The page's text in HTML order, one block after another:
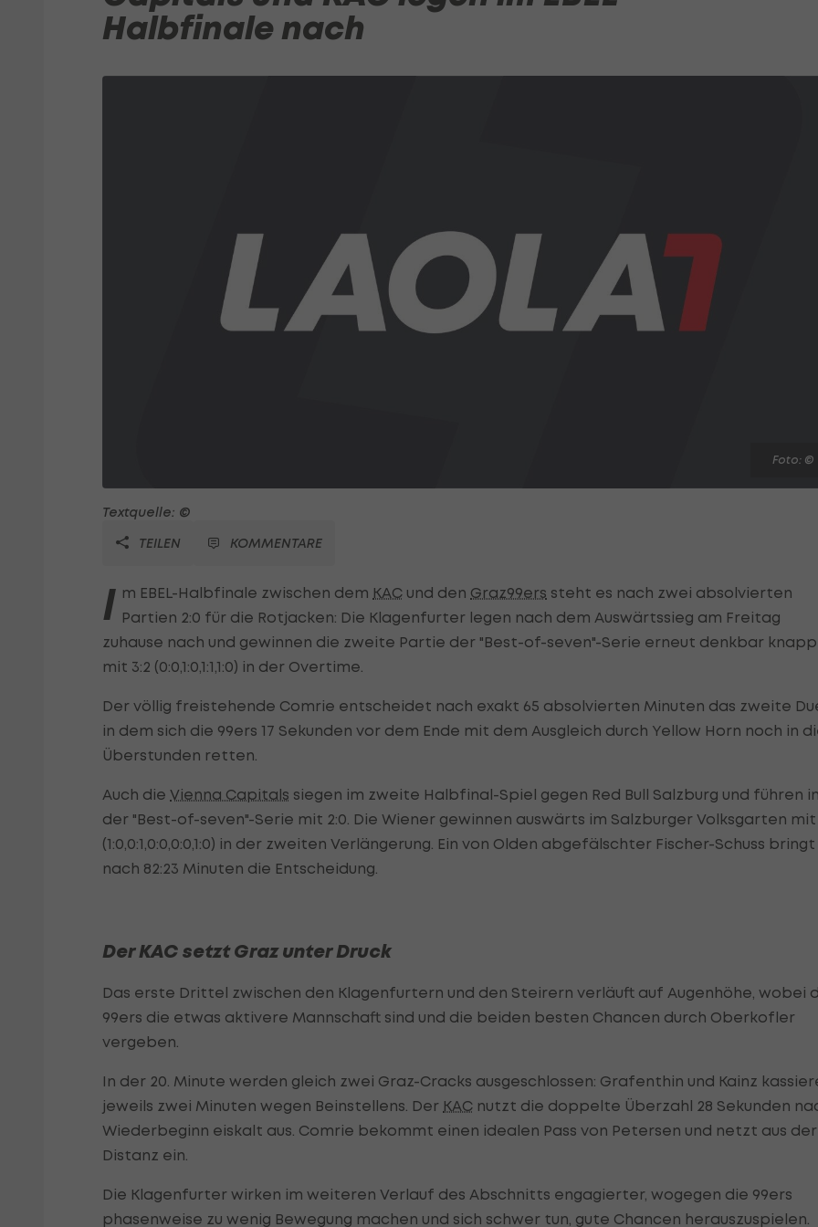
Halbfinale nach
Foto: ©
Textquelle: ©
TEILEN
KOMMENTARE
I m EBEL-Halbfinale zwischen dem KAC und den Graz99ers steht es nach zwei absolvierten
Partien 2:0 für die Rotjacken: Die Klagenfurter legen nach dem Auswärtssieg am Freitag
zuhause nach und gewinnen die zweite Partie der "Best-of-seven"-Serie erneut denkbar knapp
mit 3:2 (0:0,1:0,1:1,1:0) in der Overtime.
Der völlig freistehende Comrie entscheidet nach exakt 65 absolvierten Minuten das zweite
in dem sich die 99ers 17 Sekunden vor dem Ende mit dem Ausgleich durch Yellow Horn noch in
Überstunden retten.
Auch die Vienna Capitals siegen im zweite Halbfinal-Spiel gegen Red Bull Salzburg und führen in
der "Best-of-seven"-Serie mit 2:0. Die Wiener gewinnen auswärts im Salzburger Volksgarten mit
(1:0,0:1,0:0,0:0,1:0) in der zweiten Verlängerung. Ein von Olden abgefälschter Fischer-Schuss bringt
nach 82:23 Minuten die Entscheidung.
Der KAC setzt Graz unter Druck
Das erste Drittel zwischen den Klagenfurtern und den Steirern verläuft auf Augenhöhe, wobei
99ers die etwas aktivere Mannschaft sind und die beiden besten Chancen durch Oberkofler
vergeben.
In der 20. Minute werden gleich zwei Graz-Cracks ausgeschlossen: Grafenthin und Kainz
jeweils zwei Minuten wegen Beinstellens. Der KAC nutzt die doppelte Überzahl 28 Sekunden
Wiederbeginn eiskalt aus. Comrie bekommt einen idealen Pass von Petersen und netzt aus der
Distanz ein.
Die Klagenfurter wirken im weiteren Verlauf des Abschnitts engagierter, wogegen die 99ers
phasenweise zu wenig Bewegung machen und sich schwer tun, gute Chancen herauszuspielen.